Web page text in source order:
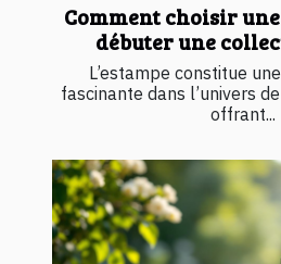
Comment choisir
débuter une
L’estampe constitue
fascinante dans l’univers
offrant...